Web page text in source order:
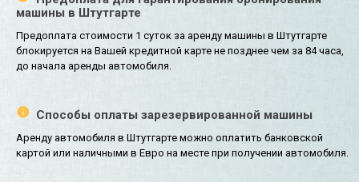
машины в Штутгарте
Предоплата стоимости 1 суток за аренду машины в Штутгарте
блокируется на Вашей кредитной карте не позднее чем за 84 часа,
до начала аренды автомобиля.
Способы оплаты зарезервированной машины
Аренду автомобиля в Штутгарте можно оплатить банковской
картой или наличными в Евро на месте при получении автомобиля.